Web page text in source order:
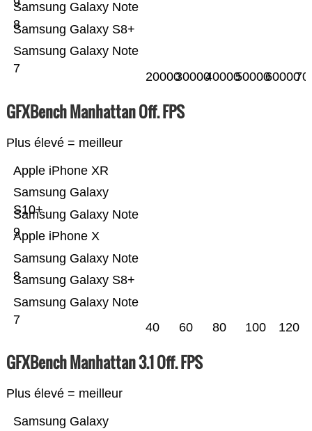
Samsung Galaxy Note
7
Samsung Galaxy S8+
Samsung Galaxy Note
8
2000030000400005000060000
GFXBench Manhattan Off. FPS
Plus élevé = meilleur
Samsung Galaxy Note
7
Samsung Galaxy S8+
Samsung Galaxy Note
8
Apple iPhone X
Samsung Galaxy Note
9
Samsung Galaxy
S10+
Apple iPhone XR
40 60 80 100 120
GFXBench Manhattan 3.1 Off. FPS
Plus élevé = meilleur
Samsung Galaxy